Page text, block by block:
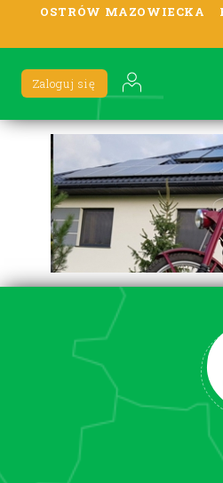
OSTRÓW MAZOWIECKA
Zaloguj się